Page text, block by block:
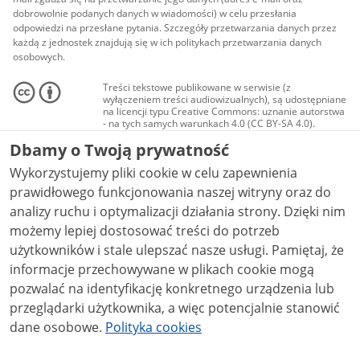
dobrowolnie podanych danych w wiadomości) w celu przesłania
odpowiedzi na przesłane pytania. Szczegóły przetwarzania danych przez
każdą z jednostek znajdują się w ich politykach przetwarzania danych
osobowych.
Treści tekstowe publikowane w serwisie (z
wyłączeniem treści audiowizualnych), są udostępniane
na licencji typu Creative Commons: uznanie autorstwa
- na tych samych warunkach 4.0 (CC BY-SA 4.0).
Materiały audiowizualne, w tym zdjęcia, materiały
audio i wideo, są udostępniane na licencji typu
Creative Commons: uznanie autorstwa użycie
niekomercyjne - bez utworów zależnych 4.0 (CC BY-
NC-ND 4.0), o ile nie jest to stwierdzone inaczej.
Dbamy o Twoją prywatność
Wykorzystujemy pliki cookie w celu zapewnienia
prawidłowego funkcjonowania naszej witryny oraz do
analizy ruchu i optymalizacji działania strony. Dzięki nim
możemy lepiej dostosować treści do potrzeb
użytkowników i stale ulepszać nasze usługi. Pamiętaj, że
informacje przechowywane w plikach cookie mogą
pozwalać na identyfikację konkretnego urządzenia lub
przeglądarki użytkownika, a więc potencjalnie stanowić
dane osobowe. Polityka cookies